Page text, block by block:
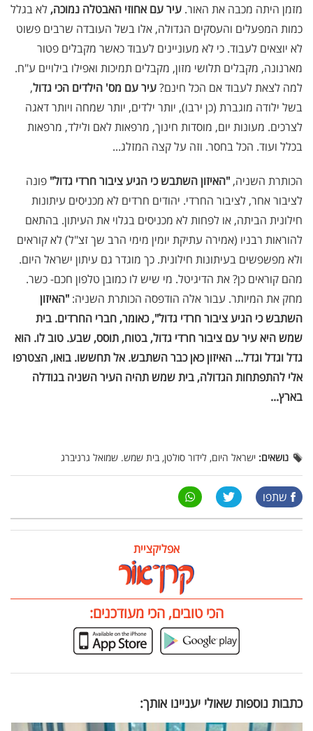
מזמן היתה מכבה את האור. עיר עם אחוזי האבטלה נמוכה, לא בגלל
כמות המפעלים והעסקים הגדולה, אלו בשל העובדה שרבים פשוט
לא יוצאים לעבוד. כי לא מעוניינים לעבוד כאשר מקבלים פטור
מארנונה, מקבלים תלושי מזון, מקבלים תמיכות ואפילו בילויים ע"ח.
למה לצאת לעבוד אם הכל חינם?עיר עם מס' הילדים הכי גדול,
בשל ילודה מוגברת (כן ירבו), יותר ילדים, יותר שמחה ויותר דאגה
לצרכים. מעונות יום, מוסדות חינוך, מרפאות לאם ולילד, מרפאות
בכלל ועוד. הכל בחסר. וזה על קצה המזלג...
הכותרת השניה, "האיזון השתבש כי הגיע ציבור חרדי גדול" פונה
לציבור אחר, לציבור החרדי. יהודים חרדים לא מכניסים עיתונות
חילונית הביתה, או לפחות לא מכניסים בגלוי את העיתון. בהתאם
להוראות רבניו (אמירה עתיקת יומין מימי הרב שך זצ"ל) לא קוראים
ולא מפשפשים בעיתונות חילונית. כך מוגדר גם עיתון ישראל היום.
מהם קוראים כן? את הדיגיטל. מי שיש לו כמובן טלפון חכם- כשר.
מחק את המיותר. עבור אלה הודפסה הכותרת השניה: "האיזון
השתבש כי הגיע ציבור חרדי גדול", כאומר, חברי החרדים. בית
שמש היא עיר עם ציבור חרדי גדול, בטוח, תוסס, שבע. טוב לו. הוא
גדל וגדל וגדל... האיזון כאן כבר השתבש. אל תחששו. בואו, הצטרפו
אלי להתפתחות הגדולה, בית שמש תהיה העיר השניה בגודלה
בארץ...
נושאים: ישראל היום, לידור סולטן, בית שמש. שמואל גרניברג
שתפו
אפליקציית
הכי טובים, הכי מעודכנים:
כתבות נוספות שאולי יעניינו אותך: